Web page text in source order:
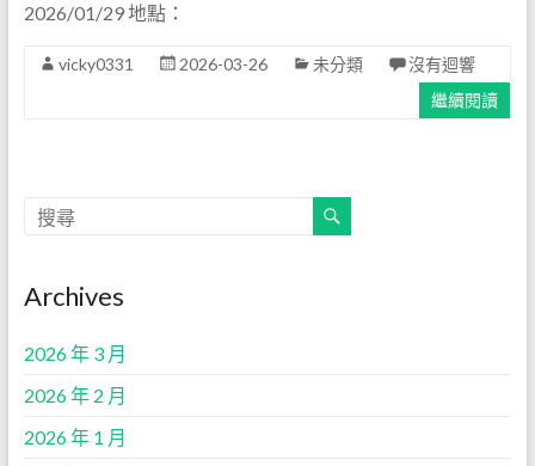
2026/01/29 地點：
vicky0331 2026-03-26 未分類
沒有迴響
繼續閱讀
Archives
2026 年 3 月
2026 年 2 月
2026 年 1 月